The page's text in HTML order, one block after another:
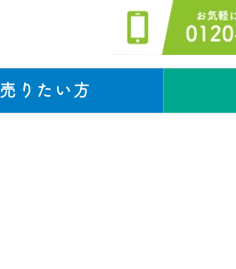
売りたい方
スタッフブログ